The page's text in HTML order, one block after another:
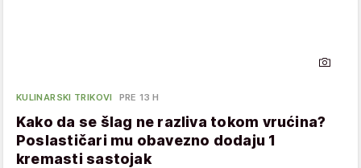
KULINARSKI TRIKOVI PRE 13 H
Kako da se šlag ne razliva tokom vrućina?
Poslastičari mu obavezno dodaju 1
kremasti sastojak